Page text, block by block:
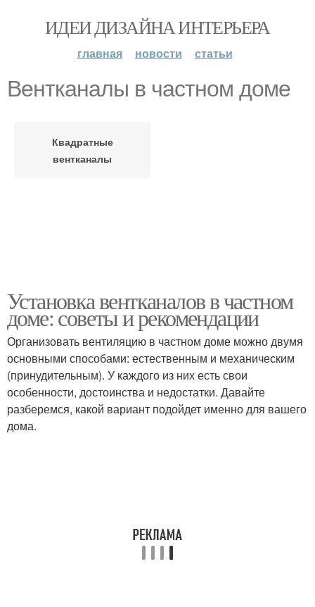
ИДЕИ ДИЗАЙНА ИНТЕРЬЕРА
главная новости статьи
Вентканалы в частном доме
Квадратные
вентканалы
Установка вентканалов в частном
доме: советы и рекомендации
Организовать вентиляцию в частном доме можно двумя
основными способами: естественным и механическим
(принудительным). У каждого из них есть свои
особенности, достоинства и недостатки. Давайте
разберемся, какой вариант подойдет именно для вашего
дома.